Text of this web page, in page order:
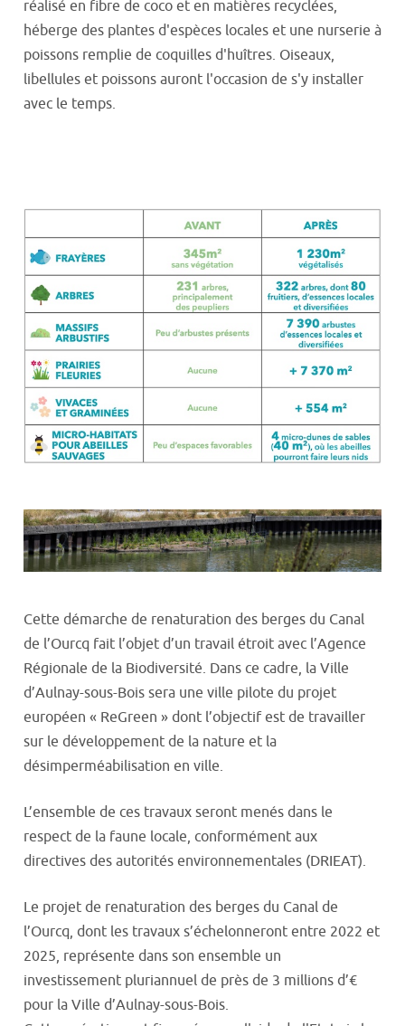
réalisé en fibre de coco et en matières recyclées,
héberge des plantes d'espèces locales et une nurserie à
poissons remplie de coquilles d'huîtres. Oiseaux,
libellules et poissons auront l'occasion de s'y installer
avec le temps.
Cette démarche de renaturation des berges du Canal
de l’Ourcq fait l’objet d’un travail étroit avec l’Agence
Régionale de la Biodiversité. Dans ce cadre, la Ville
d’Aulnay-sous-Bois sera une ville pilote du projet
européen « ReGreen » dont l’objectif est de travailler
sur le développement de la nature et la
désimperméabilisation en ville.
L’ensemble de ces travaux seront menés dans le
respect de la faune locale, conformément aux
directives des autorités environnementales (DRIEAT).
Le projet de renaturation des berges du Canal de
l’Ourcq, dont les travaux s’échelonneront entre 2022 et
2025, représente dans son ensemble un
investissement pluriannuel de près de 3 millions d’€
pour la Ville d’Aulnay-sous-Bois.